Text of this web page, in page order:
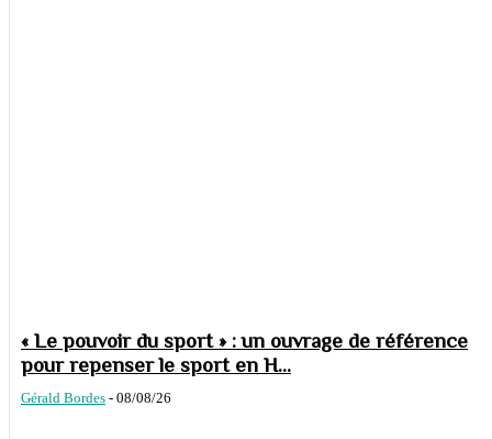
« Le pouvoir du sport » : un ouvrage de référence
pour repenser le sport en H...
Gérald Bordes - 08/08/26